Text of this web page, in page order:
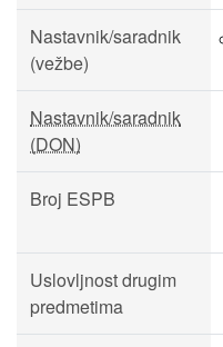
Nastavnik/saradnik
(vežbe)
Nastavnik/saradnik
(DON)
Broj ESPB
Uslovljnost drugim
predmetima